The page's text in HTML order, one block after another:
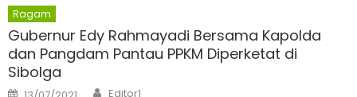
Ragam
Gubernur Edy Rahmayadi Bersama Kapolda
dan Pangdam Pantau PPKM Diperketat di
Sibolga
Posted Author
Editor1